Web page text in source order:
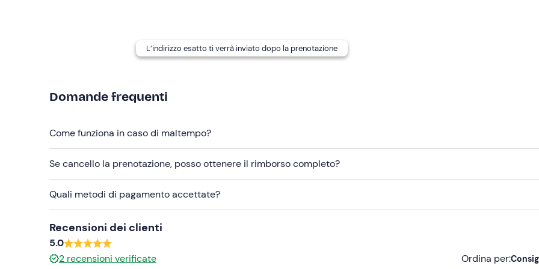
abbigliamento invernale impermeabile
doppio paio di guanti
Non dimenticare di portare
zaino
pranzo a sacco
acqua da bere e/o thermos caldo
pila frontale
L’indirizzo esatto ti verrà inviato dopo la prenotazione
Domande frequenti
Come funziona in caso di maltempo?
Se cancello la prenotazione, posso ottenere il rimborso completo?
Quali metodi di pagamento accettate?
Recensioni dei clienti
5.0
2 recensioni verificate Ordina per: